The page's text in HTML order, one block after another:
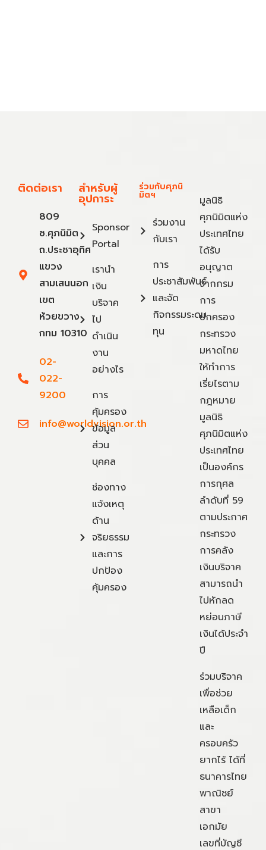
ติดต่อเรา
809
ซ.ศุภนิมิต
ถ.ประชาอุทิศ
แขวง
สามเสนนอก
เขต
ห้วยขวาง
กทม 10310
02-
022-
9200
info@worldvision.or.th
สำหรับผู้
อุปการะ
Sponsor
Portal
เรานำ
เงิน
บริจาค
ไป
ดำเนิน
งาน
อย่างไร
การ
คุ้มครอง
ข้อมูล
ส่วน
บุคคล
ช่องทาง
แจ้งเหตุ
ด้าน
จริยธรรม
และการ
ปกป้อง
คุ้มครอง
ร่วมกับศุภนิ
มิตฯ
ร่วมงาน
กับเรา
การ
ประชาสัมพันธ์
และจัด
กิจกรรมระดม
ทุน
มูลนิธิ
ศุภนิมิตแห่ง
ประเทศไทย
ได้รับ
อนุญาต
จากกรม
การ
ปกครอง
กระทรวง
มหาดไทย
ให้ทำการ
เรี่ยไรตาม
กฎหมาย
มูลนิธิ
ศุภนิมิตแห่ง
ประเทศไทย
เป็นองค์กร
การกุศล
ลำดับที่ 59
ตามประกาศ
กระทรวง
การคลัง
เงินบริจาค
สามารถนำ
ไปหักลด
หย่อนภาษี
เงินได้ประจำ
ปี
ร่วมบริจาค
เพื่อช่วย
เหลือเด็ก
และ
ครอบครัว
ยากไร้ ได้ที่
ธนาคารไทย
พาณิชย์
สาขา
เอกมัย
เลขที่บัญชี